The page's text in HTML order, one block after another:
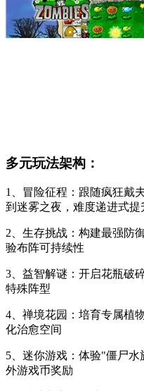
多元玩法架构：
1、冒险征程：跟随疯狂戴
到迷雾之夜，难度递进式提
2、生存挑战：构建最强防
验布阵可持续性
3、益智解谜：开启花瓶破
特殊阵型
4、禅境花园：培育专属植
化治愈空间
5、迷你游戏：体验"僵尸
外游戏币奖励